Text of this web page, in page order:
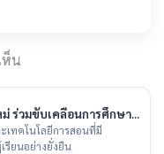
ห็น
ม่ ร่วมขับเคลื่อนการศึกษา
เทคโนโลยีการสอนที่มี
ยนอย่างยั่งยืน